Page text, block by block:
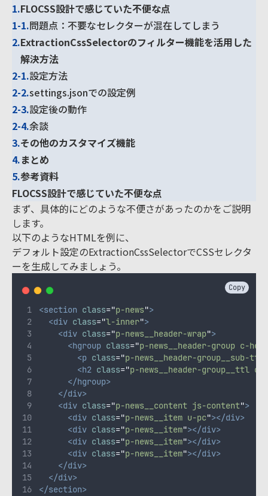
1.FLOCSS設計で感じていた不便な点
1-1.問題点：不要なセレクターが混在してしまう
2.ExtractionCssSelectorのフィルター機能を活用した
解決方法
2-1.設定方法
2-2.settings.jsonでの設定例
2-3.設定後の動作
2-4.余談
3.その他のカスタマイズ機能
4.まとめ
5.参考資料
FLOCSS設計で感じていた不便な点
まず、具体的にどのような不便さがあったのかをご説明
します。
以下のようなHTMLを例に、
デフォルト設定のExtractionCssSelectorでCSSセレクタ
ーを生成してみましょう。
Copy
<section class="p-news">
<div class="l-inner">
<div class="p-news__header-wrap">
<hgroup class="p-news__header-group c-
<p class="p-news__header-group__sub-
<h2 class="p-news__header-group__ttl
</hgroup>
</div>
<div class="p-news__content js-content">
<div class="p-news__item u-pc"></div>
<div class="p-news__item"></div>
<div class="p-news__item"></div>
<div class="p-news__item"></div>
</div>
</div>
</section>